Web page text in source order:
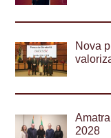
Nova
2028